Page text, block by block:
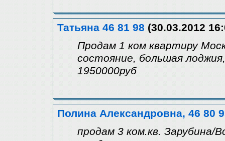
Татьяна 46 81 98 (30.03.2012
Продам 1 ком квартиру
состояние, большая
1950000руб
Полина Александровна, 46 80
продам 3 ком.кв. Зарубина/